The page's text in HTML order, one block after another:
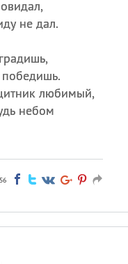
не дал.
победишь.
любимый,
небом